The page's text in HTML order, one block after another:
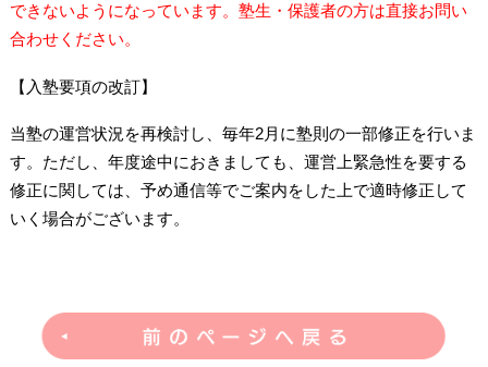
できないようになっています。塾生・保護者の方は直接お問い
合わせください。
【入塾要項の改訂】
当塾の運営状況を再検討し、毎年2月に塾則の一部修正を行いま
す。ただし、年度途中におきましても、運営上緊急性を要する
修正に関しては、予め通信等でご案内をした上で適時修正して
いく場合がございます。